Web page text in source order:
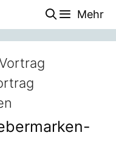
Mehr